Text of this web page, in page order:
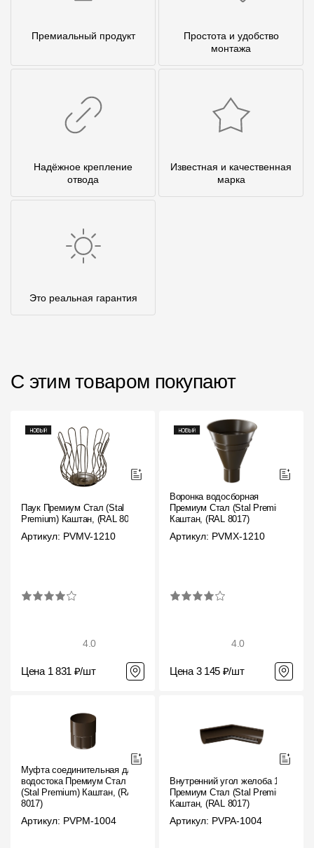
Премиальный продукт
Простота и удобство
монтажа
Надёжное крепление
отвода
Известная и качественная
марка
Это реальная гарантия
С этим товаром покупают
Паук Премиум Стал (Stal
Premium) Каштан, (RAL 8017)
Артикул: PVMV-1210
4.0
Цена 1 831 ₽/шт
Воронка водосборная
Премиум Стал (Stal Premium)
Каштан, (RAL 8017)
Артикул: PVMX-1210
4.0
Цена 3 145 ₽/шт
Муфта соединительная для
водостока Премиум Стал
(Stal Premium) Каштан, (RAL
8017)
Артикул: PVPM-1004
Внутренний угол желоба 135˚
Премиум Стал (Stal Premium)
Каштан, (RAL 8017)
Артикул: PVPA-1004